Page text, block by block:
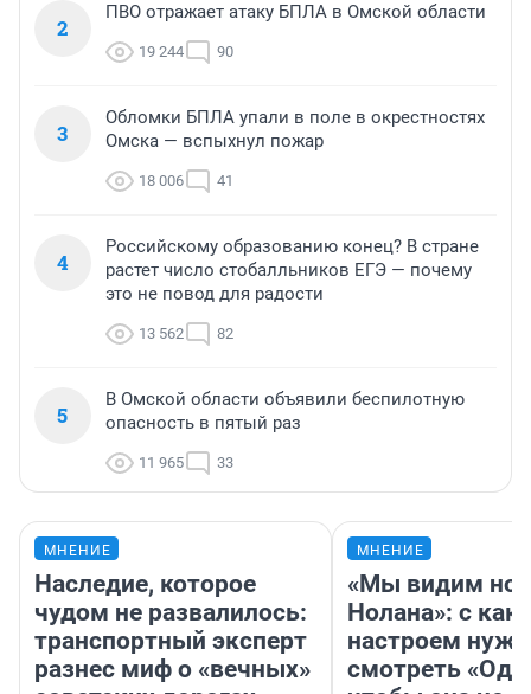
2
ПВО отражает атаку БПЛА в Омской области
19 244 90
3
Обломки БПЛА упали в поле в окрестностях
Омска — вспыхнул пожар
18 006 41
4
Российскому образованию конец? В стране
растет число стобалльников ЕГЭ — почему
это не повод для радости
13 562 82
5
В Омской области объявили беспилотную
опасность в пятый раз
11 965 33
МНЕНИЕ
Наследие, которое
чудом не развалилось:
транспортный эксперт
разнес миф о «вечных»
МНЕНИЕ
«Мы видим
Нолана»: с
настроем
смотреть